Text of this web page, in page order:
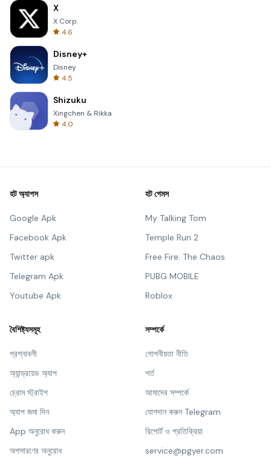
X
X Corp.
4.6
Disney+
Disney
4.5
Shizuku
Xingchen & Rikka
4.0
হট অ্যাপস
Google Apk
Facebook Apk
Twitter apk
Telegram Apk
Youtube Apk
হট গেমস
My Talking Tom
Temple Run 2
Free Fire: The Chaos
PUBG MOBILE
Roblox
বৈশিষ্ট্যসমূহ
প্রশ্নাবলী
অ্যান্ড্রয়েড অ্যাপ
চ্রোম স্ট্রাইপ
অ্যাপ জমা দিন
App অনুরোধ করুন
অপসারণের অনুরোধ
সম্পর্কে
গোপনীয়তা নীতি
শর্ত
আমাদের সম্পর্কে
যোগদান করুন Telegram
রিপোর্ট ও প্রতিক্রিয়া
service@pgyer.com